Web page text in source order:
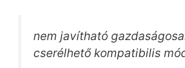
nem javítható
cserélhető kompatibilis